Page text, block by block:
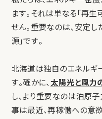
ます。それは単なる「再
せん。重要なのは、安定
源」です。
北海道は独自のエネルギ
す。確かに、 太陽光と風力
し、より重要なのは泊原
事は最近、再稼働への意